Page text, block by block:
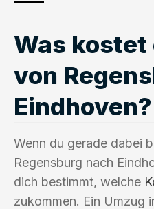
Was kostet
von
Eindhoven?
Wenn du gerade dabei
Regensburg nach
dich bestimmt, welche
zukommen. Ein Umzug